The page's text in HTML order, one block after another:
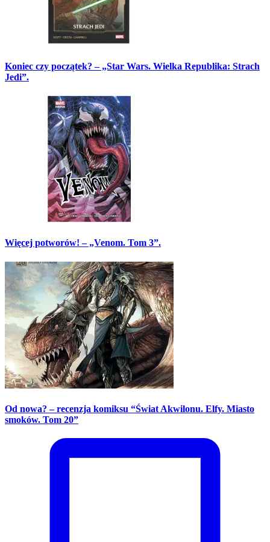
Koniec czy początek? – „Star Wars. Wielka Republika: Strach
Jedi”.
Więcej potworów! – „Venom. Tom 3”.
Od nowa? – recenzja komiksu “Świat Akwilonu. Elfy. Miasto
smoków. Tom 20”